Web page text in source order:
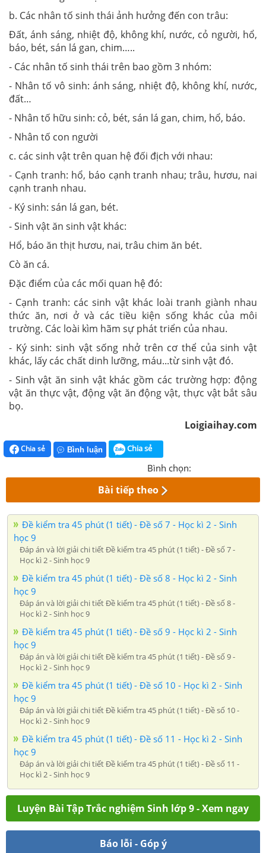
b. Các nhân tố sinh thái ảnh hưởng đến con trâu:
Đất, ánh sáng, nhiệt độ, không khí, nước, cỏ người, hổ,
báo, bét, sán lá gan, chim…..
- Các nhân tố sinh thái trên bao gồm 3 nhóm:
- Nhân tố vô sinh: ánh sáng, nhiệt độ, không khí, nước,
đất…
- Nhân tố hữu sinh: cỏ, bét, sán lá gan, chim, hổ, báo.
- Nhân tố con người
c. các sinh vật trên quan hệ đối địch với nhau:
- Cạnh tranh: hổ, báo cạnh tranh nhau; trâu, hươu, nai
cạnh tranh nhau.
- Ký sinh: sán lá gan, bét.
- Sinh vật ăn sinh vật khác:
Hổ, báo ăn thịt hươu, nai, trâu chim ăn bét.
Cò ăn cá.
Đặc điểm của các mối quan hệ đó:
- Cạnh tranh: các sinh vật khác loài tranh giành nhau
thức ăn, nơi ở và các tiều kiện sống khác của môi
trường. Các loài kìm hãm sự phát triển của nhau.
- Ký sinh: sinh vật sống nhở trên cơ thể của sinh vật
khác, lấy các chất dinh lưỡng, máu...từ sinh vật đó.
- Sinh vật ăn sinh vật khác gồm các trường hợp: động
vật ăn thực vật, động vật ăn động vật, thực vật bắt sâu
bọ.
Loigiaihay.com
Chia sẻ Bình luận Chia sẻ
Bình chọn:
Bài tiếp theo
Đề kiểm tra 45 phút (1 tiết) - Đề số 7 - Học kì 2 - Sinh
học 9
Đáp án và lời giải chi tiết Đề kiểm tra 45 phút (1 tiết) - Đề số 7 -
Học kì 2 - Sinh học 9
Đề kiểm tra 45 phút (1 tiết) - Đề số 8 - Học kì 2 - Sinh
học 9
Đáp án và lời giải chi tiết Đề kiểm tra 45 phút (1 tiết) - Đề số 8 -
Học kì 2 - Sinh học 9
Đề kiểm tra 45 phút (1 tiết) - Đề số 9 - Học kì 2 - Sinh
học 9
Đáp án và lời giải chi tiết Đề kiểm tra 45 phút (1 tiết) - Đề số 9 -
Học kì 2 - Sinh học 9
Đề kiểm tra 45 phút (1 tiết) - Đề số 10 - Học kì 2 - Sinh
học 9
Đáp án và lời giải chi tiết Đề kiểm tra 45 phút (1 tiết) - Đề số 10 -
Học kì 2 - Sinh học 9
Đề kiểm tra 45 phút (1 tiết) - Đề số 11 - Học kì 2 - Sinh
học 9
Đáp án và lời giải chi tiết Đề kiểm tra 45 phút (1 tiết) - Đề số 11 -
Học kì 2 - Sinh học 9
Luyện Bài Tập Trắc nghiệm Sinh lớp 9 - Xem ngay
Báo lỗi - Góp ý